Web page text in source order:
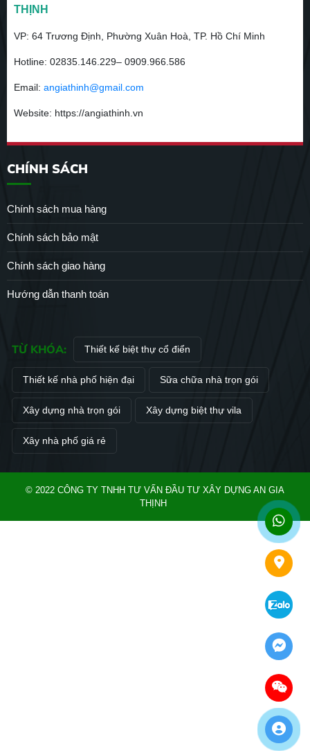
THỊNH
VP: 64 Trương Định, Phường Xuân Hoà, TP. Hồ Chí Minh
Hotline: 02835.146.229– 0909.966.586
Email: angiathinh@gmail.com
Website: https://angiathinh.vn
CHÍNH SÁCH
Chính sách mua hàng
Chính sách bảo mật
Chính sách giao hàng
Hướng dẫn thanh toán
TỪ KHÓA: Thiết kế biệt thự cổ điển
Thiết kế nhà phố hiện đại Sữa chữa nhà trọn gói
Xây dựng nhà trọn gói Xây dựng biệt thự vila
Xây nhà phố giá rẻ
© 2022 CÔNG TY TNHH TƯ VẤN ĐẦU TƯ XÂY DỰNG AN GIA
THỊNH